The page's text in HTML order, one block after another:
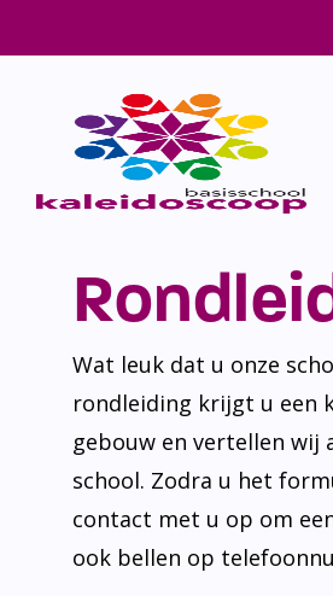
Wat leuk dat u onze
rondleiding krijgt u een
gebouw en vertellen wij
school. Zodra u het
contact met u op om
ook bellen op